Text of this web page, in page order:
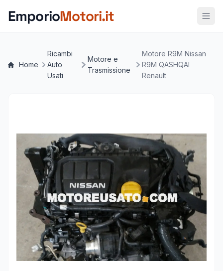
EmporioMotori.it
Home
Ricambi
Auto
Usati
Motore e
Trasmissione
Motore R9M Nissan
R9M QASHQAI
Renault